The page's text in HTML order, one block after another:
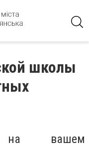
школы
на вашем